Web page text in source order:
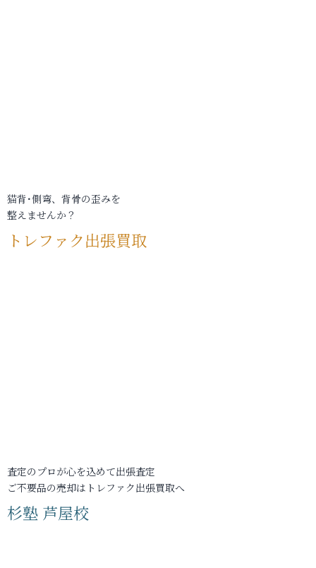
猫背･側弯、背骨の歪みを
整えませんか？
トレファク出張買取
査定のプロが心を込めて出張査定
ご不要品の売却はトレファク出張買取へ
杉塾 芦屋校